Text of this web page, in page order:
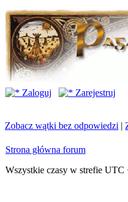
Zaloguj Zarejestruj
Zobacz wątki bez odpowiedzi |
Strona główna forum
Wszystkie czasy w strefie UTC